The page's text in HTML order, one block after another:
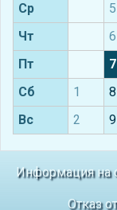
Ср
5
Чт
6
Пт
7
Сб
1 8
Вс
2 9
Информация на
Отказ